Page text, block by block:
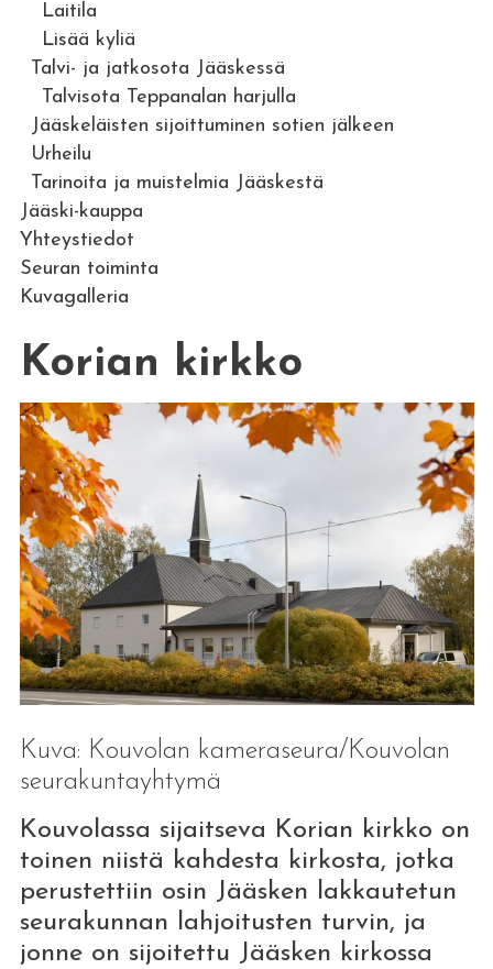
Laitila
Lisää kyliä
Talvi- ja jatkosota Jääskessä
Talvisota Teppanalan harjulla
Jääskeläisten sijoittuminen sotien jälkeen
Urheilu
Tarinoita ja muistelmia Jääskestä
Jääski-kauppa
Yhteystiedot
Seuran toiminta
Kuvagalleria
Korian kirkko
Kuva: Kouvolan kameraseura/Kouvolan
seurakuntayhtymä
Kouvolassa sijaitseva Korian kirkko on
toinen niistä kahdesta kirkosta, jotka
perustettiin osin Jääsken lakkautetun
seurakunnan lahjoitusten turvin, ja
jonne on sijoitettu Jääsken kirkossa